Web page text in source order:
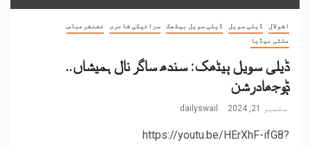
اشولال ڈیلی سویل ڈیلی سویل بیٹھک سرائیکی شاعری
غضنفرعباس
ملٹی میڈیا
ڈیلی سویل ٻیٹھک: سندھ ساگر نال ہمیشاں..
ݙوجھادرشن
ستمبر 21, 2024 dailyswail
https://youtu.be/HErXhF-ifG8?